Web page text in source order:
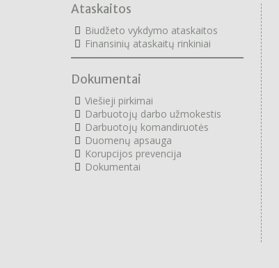
Ataskaitos
Biudžeto vykdymo ataskaitos
Finansinių ataskaitų rinkiniai
Dokumentai
Viešieji pirkimai
Darbuotojų darbo užmokestis
Darbuotojų komandiruotės
Duomenų apsauga
Korupcijos prevencija
Dokumentai